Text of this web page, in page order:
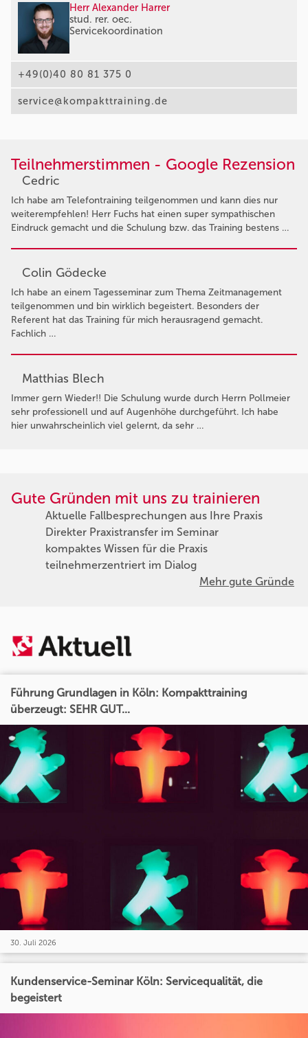
Herr Alexander Harrer
stud. rer. oec.
Servicekoordination
+49(0)40 80 81 375 0
service@kompakttraining.de
Teilnehmerstimmen - Google Rezension
Cedric
Ich habe am Telefontraining teilgenommen und kann dies nur
weiterempfehlen! Herr Fuchs hat einen super sympathischen
Eindruck gemacht und die Schulung bzw. das Training bestens …
Colin Gödecke
Ich habe an einem Tagesseminar zum Thema Zeitmanagement
teilgenommen und bin wirklich begeistert. Besonders der
Referent hat das Training für mich herausragend gemacht.
Fachlich …
Matthias Blech
Immer gern Wieder!! Die Schulung wurde durch Herrn Pollmeier
sehr professionell und auf Augenhöhe durchgeführt. Ich habe
hier unwahrscheinlich viel gelernt, da sehr …
Gute Gründen mit uns zu trainieren
Aktuelle Fallbesprechungen aus Ihre Praxis
Direkter Praxistransfer im Seminar
kompaktes Wissen für die Praxis
teilnehmerzentriert im Dialog
Mehr gute Gründe
Führung Grundlagen in Köln: Kompakttraining
überzeugt: SEHR GUT...
30. Juli 2026
Kundenservice-Seminar Köln: Servicequalität, die
begeistert